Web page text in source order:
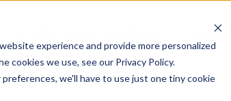
experience and provide more personalized
cookies we use, see our Privacy Policy.
we'll have to use just one tiny cookie
SỰ